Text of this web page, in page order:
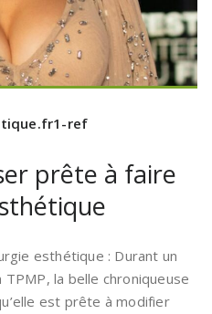
ref
prête à faire
esthétique : Durant un
la belle chroniqueuse
est prête à modifier